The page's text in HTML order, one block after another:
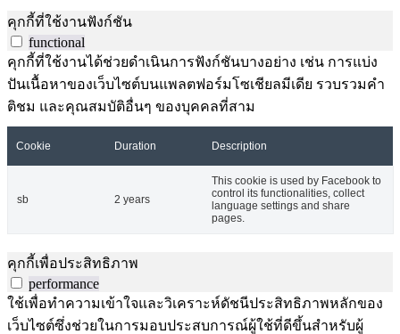
คุกกี้ที่ใช้งานฟังก์ชัน
functional
คุกกี้ที่ใช้งานได้ช่วยดำเนินการฟังก์ชันบางอย่าง เช่น การแบ่ง
ปันเนื้อหาของเว็บไซต์บนแพลตฟอร์มโซเชียลมีเดีย รวบรวมคำ
ติชม และคุณสมบัติอื่นๆ ของบุคคลที่สาม
Cookie Duration Description
sb 2 years
This cookie is used by Facebook to
control its functionalities, collect
language settings and share
pages.
คุกกี้เพื่อประสิทธิภาพ
performance
ใช้เพื่อทำความเข้าใจและวิเคราะห์ดัชนีประสิทธิภาพหลักของ
เว็บไซต์ซึ่งช่วยในการมอบประสบการณ์ผู้ใช้ที่ดีขึ้นสำหรับผู้